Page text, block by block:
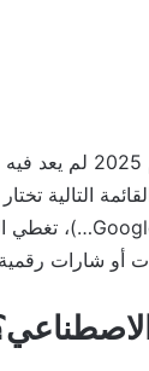
عام 2025 لم
التالية
أو شارات